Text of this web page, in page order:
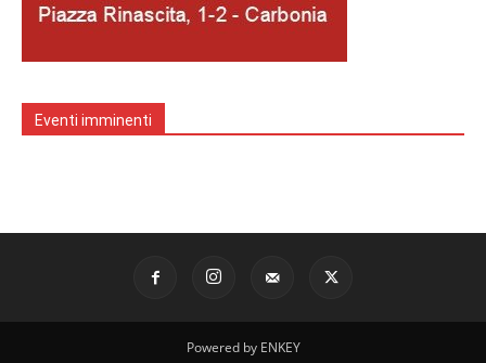
Eventi imminenti
Powered by ENKEY